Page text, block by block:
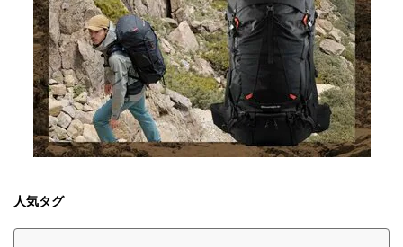
人気タグ